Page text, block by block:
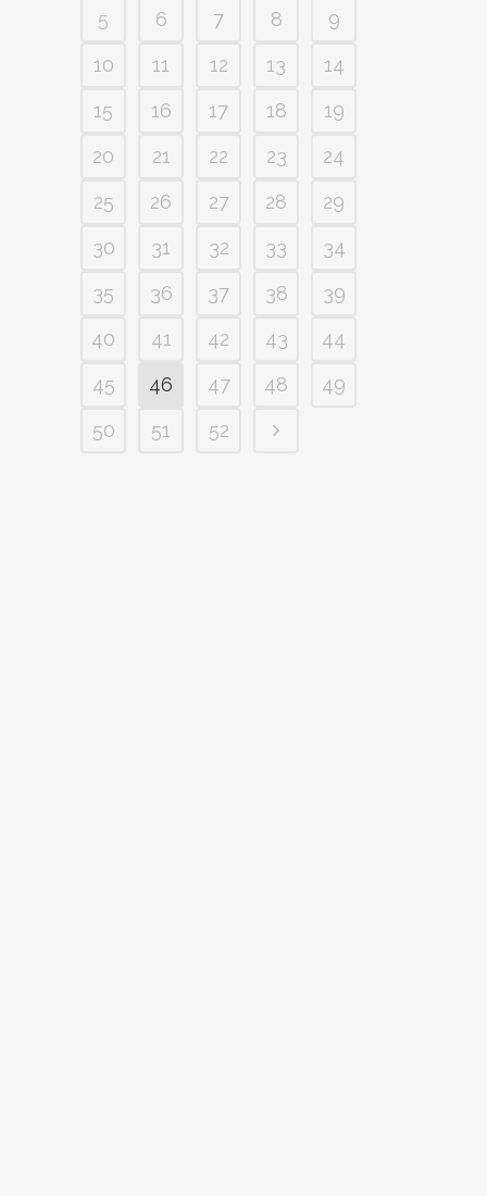
5 6 7 8
9
10
11 12 13
14
15
16 17 18
19
20
21 22 23
24
25
26 27 28
29
30
31 32 33
34
35
36 37 38
39
40
41 42 43
44
45
46 47 48
49
50
51 52